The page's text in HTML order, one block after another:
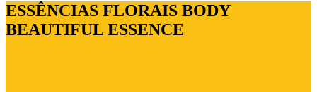
ESSÊNCIAS FLORAIS BODY
BEAUTIFUL ESSENCE